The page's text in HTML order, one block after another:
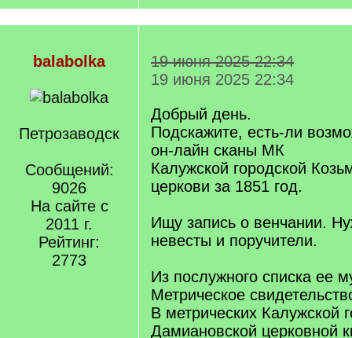
balabolka
Петрозаводск
Сообщений:
9026
На сайте с
2011 г.
Рейтинг:
2773
19 июня 2025 22:34
19 июня 2025 22:34
Добрый день.
Подскажите, есть-ли
он-лайн сканы МК
Калужской городской
церкови за 1851 год.
Ищу запись о венчании.
невесты и поручители.
Из послужного списка ее
Метрическое
В метрических Калужской
Дамиановской церковной